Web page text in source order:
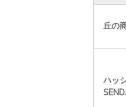
丘の
ハッ